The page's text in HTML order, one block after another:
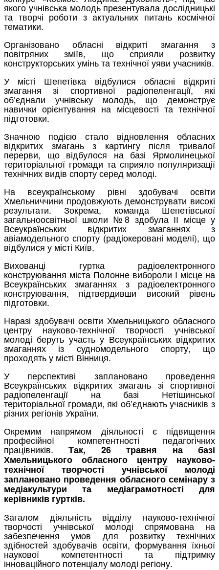
якого учнівська молодь презентувала дослідницькі
та творчі роботи з актуальних питань космічної
тематики.
Організовано обласні відкриті змагання з
повітряних зміїв, що сприяли розвитку
конструкторських умінь та технічної уяви учасників.
У місті Шепетівка відбулися обласні відкриті
змагання зі спортивної радіопеленгації, які
об’єднали учнівську молодь, що демонструє
навички орієнтування на місцевості та технічної
підготовки.
Значною подією стало відновлення обласних
відкритих змагань з картингу після тривалої
перерви, що відбулося на базі Ярмолинецької
територіальної громади та сприяло популяризації
технічних видів спорту серед молоді.
На всеукраїнському рівні здобувачі освіти
Хмельниччини продовжують демонструвати високі
результати. Зокрема, команда Шепетівської
загальноосвітньої школи №8 здобула ІІ місце у
Всеукраїнських відкритих змаганнях з
авіамодельного спорту (радіокеровані моделі), що
відбулися у місті Київ.
Вихованці гуртка радіоелектронного
конструювання міста Полонне вибороли І місце на
Всеукраїнських змаганнях з радіоелектронного
конструювання, підтвердивши високий рівень
підготовки.
Наразі здобувачі освіти Хмельницького обласного
центру науково-технічної творчості учнівської
молоді беруть участь у Всеукраїнських відкритих
змаганнях із судномодельного спорту, що
проходять у місті Вінниця.
У перспективі заплановано проведення
Всеукраїнських відкритих змагань зі спортивної
радіопеленгації на базі Нетішинської
територіальної громади, які об’єднають учасників з
різних регіонів України.
Окремим напрямом діяльності є підвищення
професійної компетентності педагогічних
працівників.Так, 26 травня на базі
Хмельницького обласного центру науково-
технічної творчості учнівської молоді
заплановано проведення обласного семінару з
медіакультури та медіаграмотності для
керівників гуртків.
Загалом діяльність відділу науково-технічної
творчості учнівської молоді спрямована на
забезпечення умов для розвитку технічних
здібностей здобувачів освіти, формування їхньої
наукової компетентності та підтримку
інноваційного потенціалу молоді регіону.